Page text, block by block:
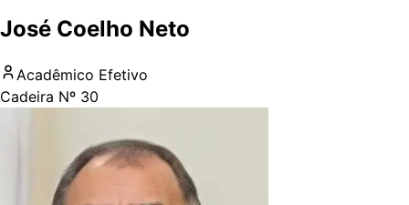
José Coelho Neto
Acadêmico Efetivo
Cadeira Nº 30